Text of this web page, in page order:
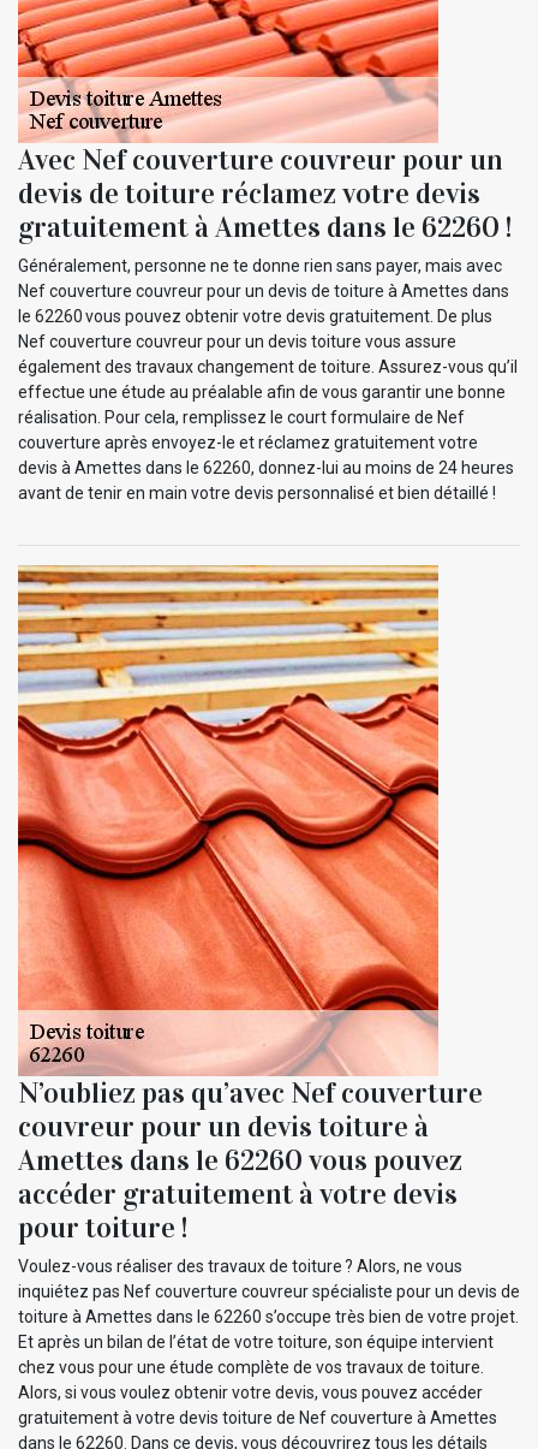
Avec Nef couverture couvreur pour un
devis de toiture réclamez votre devis
gratuitement à Amettes dans le 62260 !
Généralement, personne ne te donne rien sans payer, mais avec
Nef couverture couvreur pour un devis de toiture à Amettes dans
le 62260 vous pouvez obtenir votre devis gratuitement. De plus
Nef couverture couvreur pour un devis toiture vous assure
également des travaux changement de toiture. Assurez-vous qu’il
effectue une étude au préalable afin de vous garantir une bonne
réalisation. Pour cela, remplissez le court formulaire de Nef
couverture après envoyez-le et réclamez gratuitement votre
devis à Amettes dans le 62260, donnez-lui au moins de 24 heures
avant de tenir en main votre devis personnalisé et bien détaillé !
N’oubliez pas qu’avec Nef couverture
couvreur pour un devis toiture à
Amettes dans le 62260 vous pouvez
accéder gratuitement à votre devis
pour toiture !
Voulez-vous réaliser des travaux de toiture ? Alors, ne vous
inquiétez pas Nef couverture couvreur spécialiste pour un devis de
toiture à Amettes dans le 62260 s’occupe très bien de votre projet.
Et après un bilan de l’état de votre toiture, son équipe intervient
chez vous pour une étude complète de vos travaux de toiture.
Alors, si vous voulez obtenir votre devis, vous pouvez accéder
gratuitement à votre devis toiture de Nef couverture à Amettes
dans le 62260. Dans ce devis, vous découvrirez tous les détails